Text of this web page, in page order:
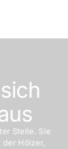
Stelle. Sie
Hölzer,